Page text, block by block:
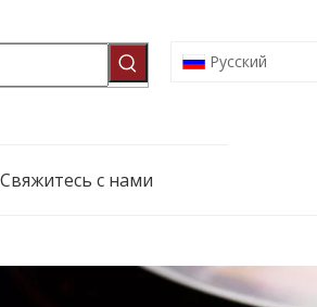
Pусский
Свяжитесь с нами